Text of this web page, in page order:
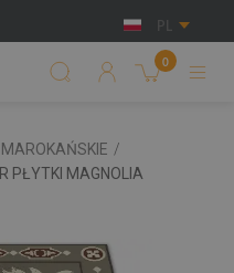
PL
0
MAROKAŃSKIE /
PŁYTKI MAGNOLIA